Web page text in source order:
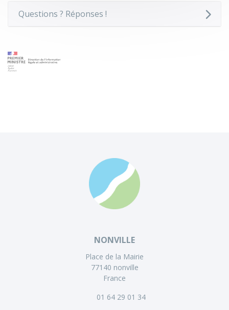
Questions ? Réponses !
NONVILLE
Place de la Mairie
77140 nonville
France
01 64 29 01 34